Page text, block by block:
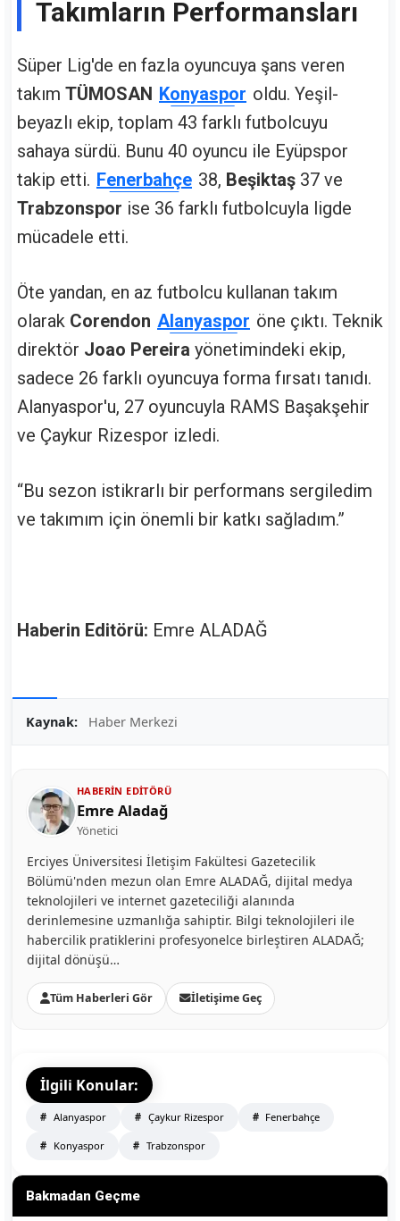
Takımların Performansları
Süper Lig'de en fazla oyuncuya şans veren
takım TÜMOSAN Konyaspor oldu. Yeşil-
beyazlı ekip, toplam 43 farklı futbolcuyu
sahaya sürdü. Bunu 40 oyuncu ile Eyüpspor
takip etti. Fenerbahçe 38, Beşiktaş 37 ve
Trabzonspor ise 36 farklı futbolcuyla ligde
mücadele etti.
Öte yandan, en az futbolcu kullanan takım
olarak Corendon Alanyaspor öne çıktı. Teknik
direktör Joao Pereira yönetimindeki ekip,
sadece 26 farklı oyuncuya forma fırsatı tanıdı.
Alanyaspor'u, 27 oyuncuyla RAMS Başakşehir
ve Çaykur Rizespor izledi.
“Bu sezon istikrarlı bir performans sergiledim
ve takımım için önemli bir katkı sağladım.”
Haberin Editörü: Emre ALADAĞ
Kaynak: Haber Merkezi
HABERIN EDITÖRÜ
Emre Aladağ
Yönetici
Erciyes Üniversitesi İletişim Fakültesi Gazetecilik
Bölümü'nden mezun olan Emre ALADAĞ, dijital medya
teknolojileri ve internet gazeteciliği alanında
derinlemesine uzmanlığa sahiptir. Bilgi teknolojileri ile
habercilik pratiklerini profesyonelce birleştiren ALADAĞ;
dijital dönüşü…
Tüm Haberleri Gör İletişime Geç
İlgili Konular:
Alanyaspor Çaykur Rizespor Fenerbahçe
Konyaspor Trabzonspor
Bakmadan Geçme